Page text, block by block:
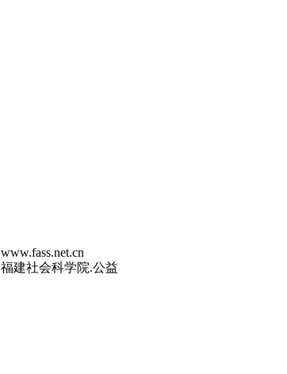
www.fass.net.cn
福建社会科学院.公益